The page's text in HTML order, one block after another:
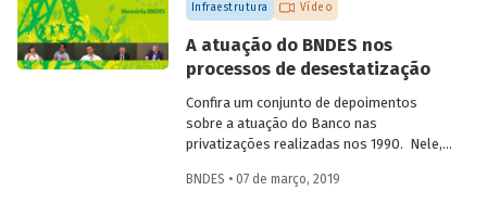
vídeo, dois ex-empregados do Banco que
trajetória da instituição abordam
questões que demonstram a importância
e o valor agregado pelo BNDES ao
projeto de desenvolvimento nacional.
Infraestrutura Vídeo
A atuação do BNDES nos
processos de desestatização
Confira um conjunto de depoimentos
sobre a atuação do Banco nas
privatizações realizadas nos 1990. Nele,
desafios enfrentados à época e sobre os
BNDES • 07 de março, 2019